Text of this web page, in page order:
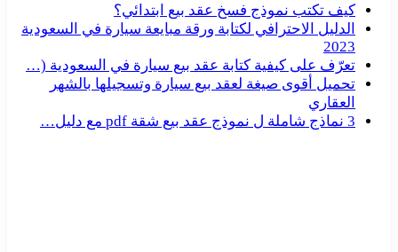
كيف تكتب نموذج فسخ عقد بيع ابتدائي؟
الدليل الاحترافي لكتابة ورقة مبايعة سيارة في السعودية
2023
تعرّف على كيفية كتابة عقد بيع سيارة في السعودية (…
تحميل أقوى صيغة لعقد بيع سيارة وتسجيلها بالشهر
العقاري
3 نماذج شاملة ل نموذج عقد بيع شقة pdf مع دليل…